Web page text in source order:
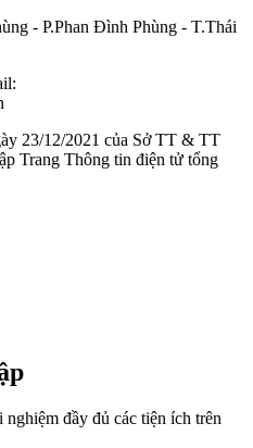
- P.Phan Đình Phùng - T.Thái
23/12/2021 của Sở TT & TT
Trang Thông tin điện tử tổng
đầy đủ các tiện ích trên